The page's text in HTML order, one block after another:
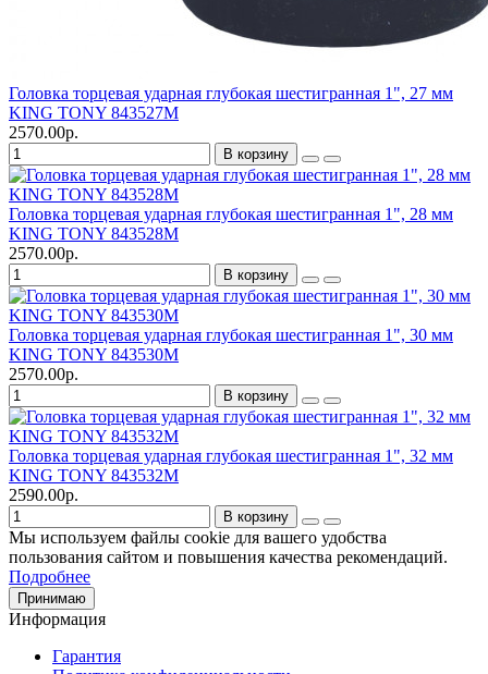
Головка торцевая ударная глубокая шестигранная 1", 27 мм
KING TONY 843527M
2570.00р.
В корзину
Головка торцевая ударная глубокая шестигранная 1", 28 мм
KING TONY 843528M
2570.00р.
В корзину
Головка торцевая ударная глубокая шестигранная 1", 30 мм
KING TONY 843530M
2570.00р.
В корзину
Головка торцевая ударная глубокая шестигранная 1", 32 мм
KING TONY 843532M
2590.00р.
В корзину
Мы используем файлы cookie для вашего удобства
пользования сайтом и повышения качества рекомендаций.
Подробнее
Принимаю
Информация
Гарантия